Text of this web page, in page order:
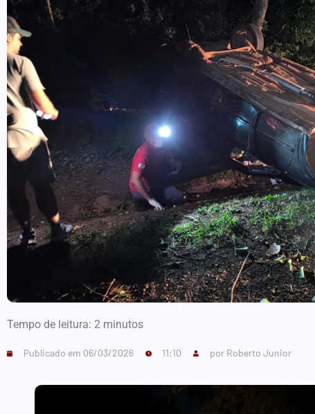
Tempo de leitura: 2 minutos
Publicado em 06/03/2026 11:10 por Roberto Junior